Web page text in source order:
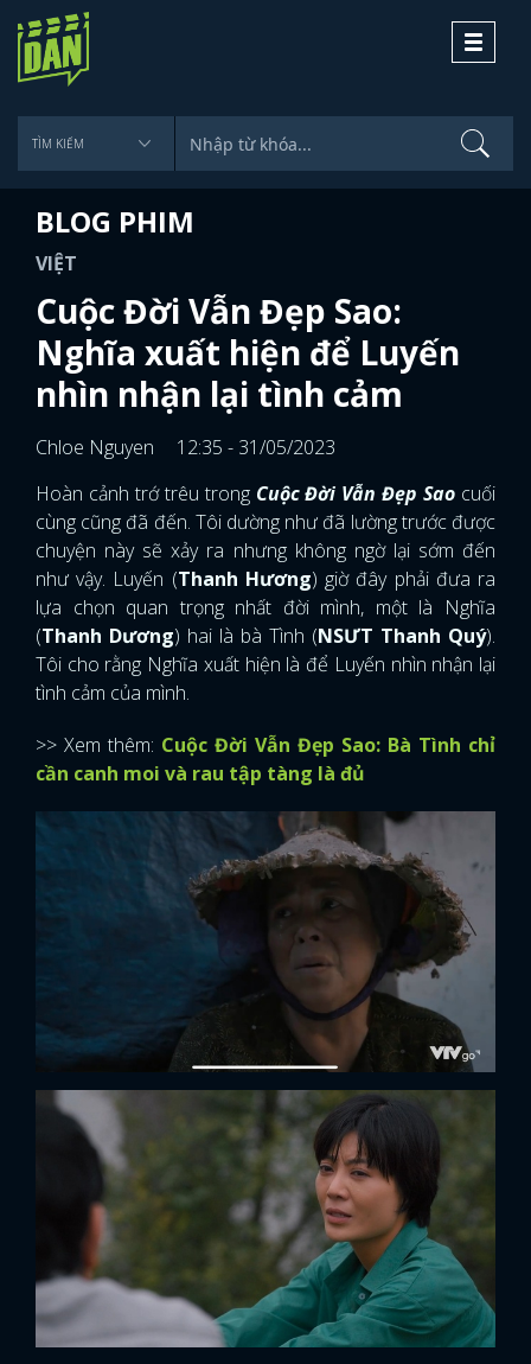
Toggle
BLOG PHIM
VIỆT
Cuộc Đời Vẫn Đẹp Sao:
Nghĩa xuất hiện để Luyến
nhìn nhận lại tình cảm
Chloe Nguyen
12:35 - 31/05/2023
Hoàn cảnh trớ trêu trong Cuộc Đời Vẫn Đẹp Sao cuối
cùng cũng đã đến. Tôi dường như đã lường trước được
chuyện này sẽ xảy ra nhưng không ngờ lại sớm đến
như vậy. Luyến (Thanh Hương) giờ đây phải đưa ra
lựa chọn quan trọng nhất đời mình, một là Nghĩa
(Thanh Dương) hai là bà Tình (NSƯT Thanh Quý).
Tôi cho rằng Nghĩa xuất hiện là để Luyến nhìn nhận lại
tình cảm của mình.
>> Xem thêm: Cuộc Đời Vẫn Đẹp Sao: Bà Tình chỉ
cần canh moi và rau tập tàng là đủ